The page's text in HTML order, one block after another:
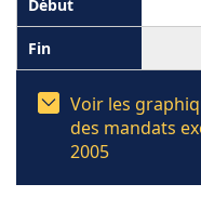
Voir les
des mandats
2005